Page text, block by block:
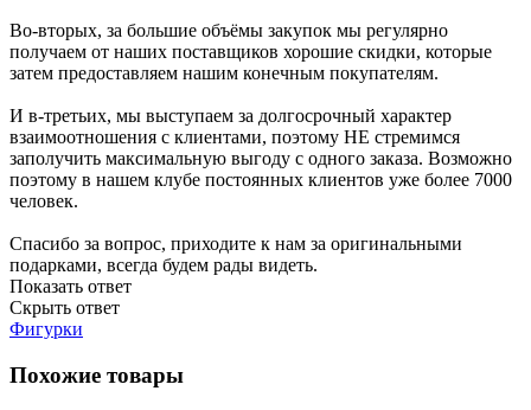
Во-вторых, за большие объёмы закупок мы регулярно
получаем от наших поставщиков хорошие скидки, которые
затем предоставляем нашим конечным покупателям.
И в-третьих, мы выступаем за долгосрочный характер
взаимоотношения с клиентами, поэтому НЕ стремимся
заполучить максимальную выгоду с одного заказа. Возможно
поэтому в нашем клубе постоянных клиентов уже более 7000
человек.
Спасибо за вопрос, приходите к нам за оригинальными
подарками, всегда будем рады видеть.
Показать ответ
Скрыть ответ
Фигурки
Похожие товары